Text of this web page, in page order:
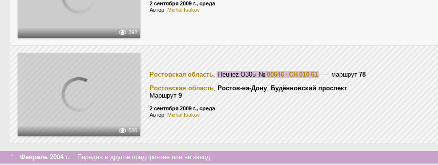
392
2 сентября 2009 г., среда
Автор: Michal Isakov
530
Ростовская область, Heuliez O305 № 00646 · СН 010 61 — маршрут 78
Ростовская область, Ростов-на-Дону, Будённовский проспект
Маршрут 9
2 сентября 2009 г., среда
Автор: Michal Isakov
↑ Февраль 2004 г. Передан в другое предприятие или на завод